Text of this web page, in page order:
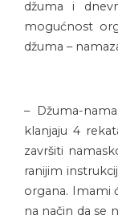
džuma i
mogućnost
džuma –
– Džuma-
klanjaju 4
završiti
ranijim
organa. Imami
na način da se